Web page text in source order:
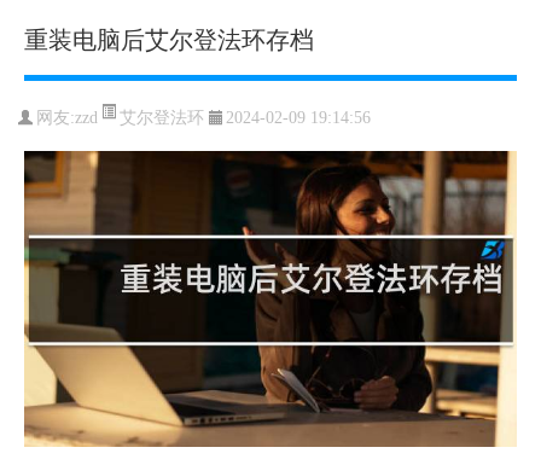
重装电脑后艾尔登法环存档
网友:zzd 艾尔登法环 2024-02-09 19:14:56